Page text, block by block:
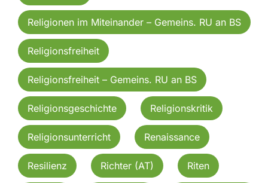
Religionen im Miteinander – Gemeins. RU an BS
Religionsfreiheit
Religionsfreiheit – Gemeins. RU an BS
Religionsgeschichte Religionskritik
Religionsunterricht Renaissance
Resilienz Richter (AT) Riten